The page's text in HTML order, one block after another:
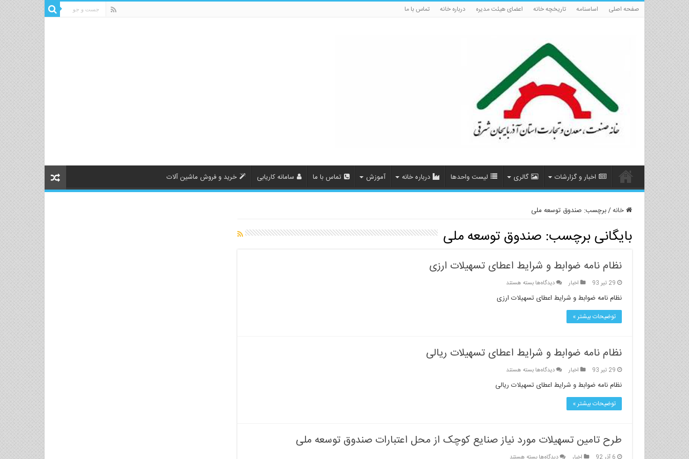
صفحه اصلی اساسنامه تاریخچه خانه اعضای هیئت مدیره درباره خانه تماس با ما
اخبار و گزارشات گالری لیست واحدها درباره خانه آموزش تماس با ما سامانه کاریابی خرید و فروش ماشین آلات
خانه/برچسب: صندوق توسعه ملی
بایگانی برچسب: صندوق توسعه ملی
نظام نامه ضوابط و شرایط اعطای تسهیلات ارزی
29 تیر 93 اخبار دیدگاه‌ها برای
نامه
تسهیلات
ارزی
بسته هستند
نظام نامه ضوابط و شرایط اعطای تسهیلات ارزی
توضیحات بیشتر »
نظام نامه ضوابط و شرایط اعطای تسهیلات ریالی
29 تیر 93 اخبار دیدگاه‌ها برای
نامه
تسهیلات
ریالی
بسته هستند
نظام نامه ضوابط و شرایط اعطای تسهیلات ریالی
توضیحات بیشتر »
طرح تامین تسهیلات مورد نیاز صنایع کوچک از محل اعتبارات صندوق توسعه ملی
برای